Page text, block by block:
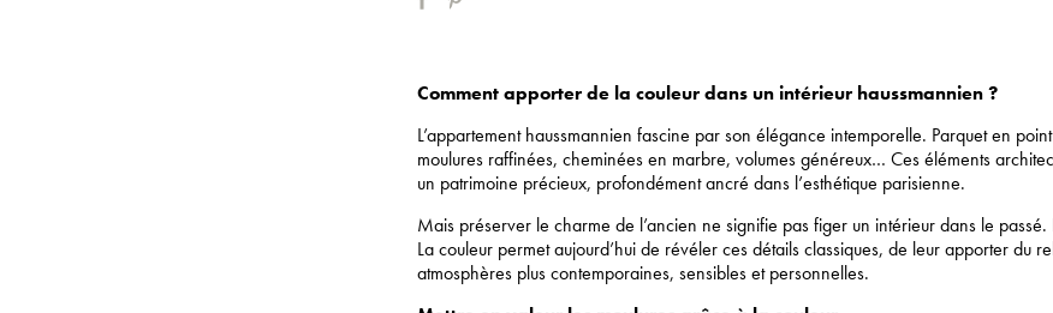
Comment apporter de la couleur dans un intérieur haussmannien ?
L’appartement haussmannien fascine par son élégance intemporelle. Parquet en
moulures raffinées, cheminées en marbre, volumes généreux… Ces éléments
un patrimoine précieux, profondément ancré dans l’esthétique parisienne.
Mais préserver le charme de l’ancien ne signifie pas figer un intérieur dans le
La couleur permet aujourd’hui de révéler ces détails classiques, de leur apporter du
atmosphères plus contemporaines, sensibles et personnelles.